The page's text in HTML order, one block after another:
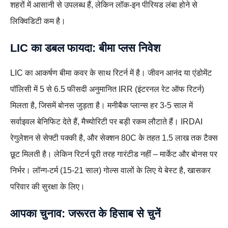
शहरों में आसानी से उपलब्ध हैं, लेकिन लॉक-इन पीरियड लंबा होने से
लिक्विडिटी कम है।
LIC का डबल फायदा: बीमा प्लस निवेश
LIC का आकर्षण बीमा कवर के साथ रिटर्न में है। जीवन आनंद या एंडोमेंट
पॉलिसी में 5 से 6.5 फीसदी अनुमानित IRR (इंटरनल रेट ऑफ रिटर्न)
मिलता है, जिसमें बोनस जुड़ता है। मनीबैक प्लान्स हर 3-5 साल में
सर्वाइवल बेनिफिट देते हैं, मैच्योरिटी पर बड़ी रकम लौटाते हैं। IRDAI
रेगुलेशन से सेफ्टी पक्की है, और सेक्शन 80C के तहत 1.5 लाख तक टैक्स
छूट मिलती है। लेकिन रिटर्न पूरी तरह गारंटीड नहीं – मार्केट और बोनस पर
निर्भर। लॉन्ग-टर्म (15-21 साल) गोल्स वालों के लिए ये बेस्ट है, खासकर
परिवार की सुरक्षा के लिए।
आपका चुनाव: जरूरत के हिसाब से चुनें